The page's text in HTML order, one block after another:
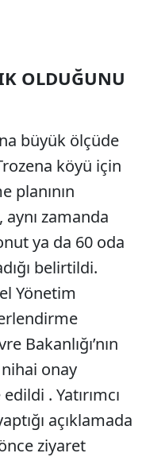
OLDUĞUNU
büyük ölçüde
köyü için
planının
zamanda
ya da 60 oda
belirtildi.
Yönetim
Bakanlığı’nın
onay
. Yatırımcı
açıklamada
ziyaret